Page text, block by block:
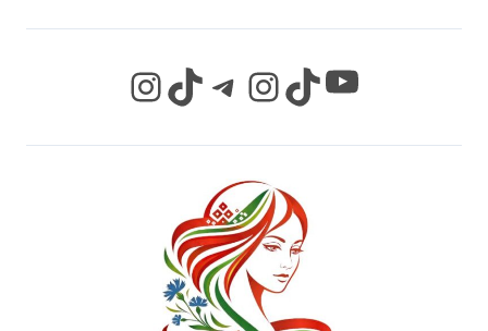
InstagramTikTok Telegram InstagramTikTok YouTube